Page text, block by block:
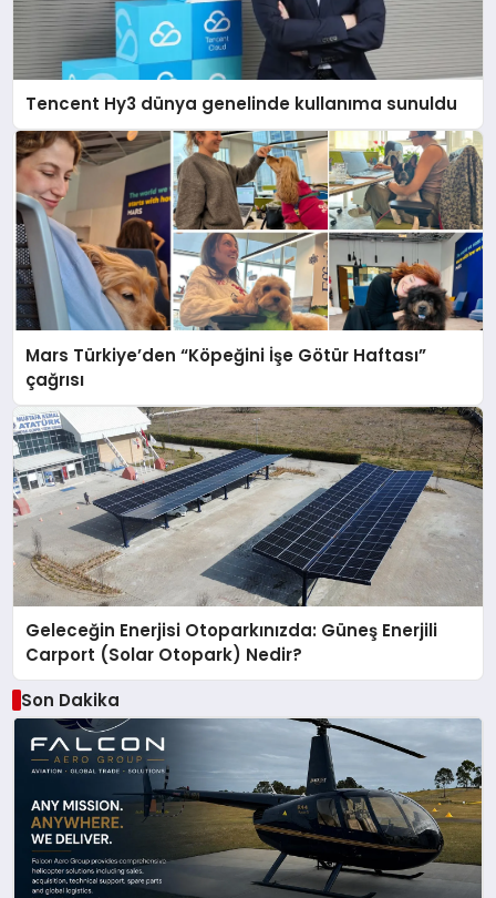
Tencent Hy3 dünya genelinde kullanıma sunuldu
Mars Türkiye’den “Köpeğini İşe Götür Haftası”
çağrısı
Geleceğin Enerjisi Otoparkınızda: Güneş Enerjili
Carport (Solar Otopark) Nedir?
Son Dakika